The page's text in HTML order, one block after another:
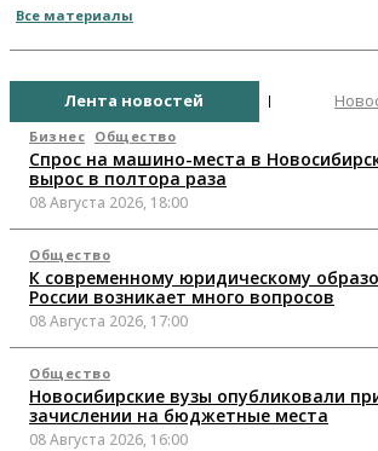
Все материалы
Лента новостей
Бизнес Общество
Спрос на машино-места в
вырос в полтора раза
08 Августа 2026, 18:00
Общество
К современному юридическому
России возникает много вопросов
08 Августа 2026, 17:00
Общество
Новосибирские вузы опубликовали
зачислении на бюджетные места
08 Августа 2026, 16:00